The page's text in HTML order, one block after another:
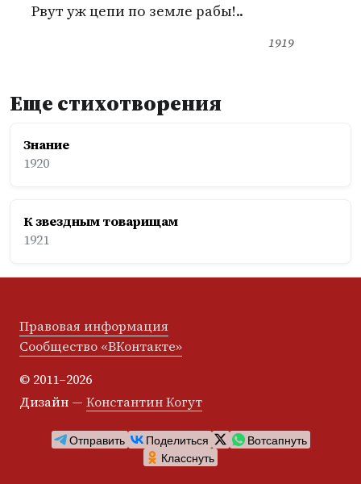
Рвут уж цепи по земле рабы!..
1919
Еще стихотворения
Знание
1920
К звездным товарищам
1921
Правовая информация
Сообщество «ВКонтакте»
© 2011–2026
Дизайн — Константин Когут
Отправить Поделиться
Вотсапнуть
Класснуть